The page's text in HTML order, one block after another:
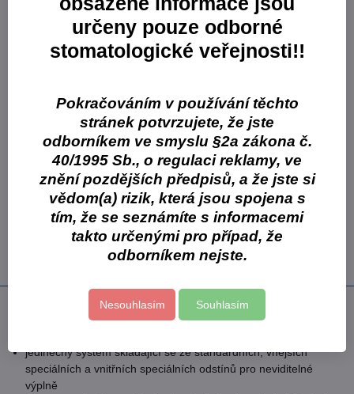
1090,78 Kč
973,91 Kč bez DPH
Varianta:GC Gradia Direct 1 x 5 g tuba X-A02
1863,10 Kč
1090,78 Kč
973,91 Kč bez DPH
Varianta:
GC Gradia Direct 1 x 5 g tuba X-WT
Skladové číslo:g003407
Na objednávku
1863,10 Kč
1090,78 Kč
bez DPH
jedinečný systém skládající se ze standardních, vnějších
speciálních a vnitřních speciálních odstínů pro neviditelné
výplně
určeny pouze odborné
stomatologické veřejnosti!!
Pokračováním v používání těchto
stránek potvrzujete, že jste
odborníkem ve smyslu §2a zákona č.
40/1995 Sb., o regulaci reklamy, ve
znění pozdějších předpisů, a že jste si
vědom(a) rizik, která jsou spojena s
tím, že se seznámíte s informacemi
takto určenými pro případ, že
odborníkem nejste.
Nesouhlasím Souhlasím